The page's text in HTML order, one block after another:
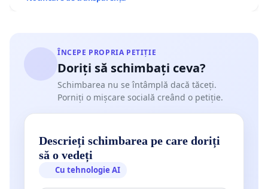
ÎNCEPE PROPRIA PETIȚIE
Doriți să schimbați ceva?
Schimbarea nu se întâmplă dacă tăceți.
Porniți o mișcare socială creând o petiție.
Descrieți schimbarea pe care doriți
să o vedeți
Cu tehnologie AI